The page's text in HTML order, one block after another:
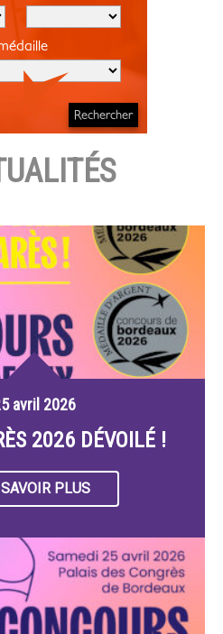
avril 2026
2026 DÉVOILÉ !
SAVOIR PLUS